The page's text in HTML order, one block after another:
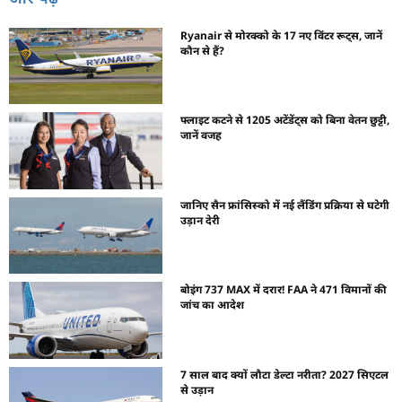
Ryanair से मोरक्को के 17 नए विंटर रूट्स, जानें
कौन से हैं?
फ्लाइट कटने से 1205 अटेंडेंट्स को बिना वेतन छुट्टी,
जानें वजह
जानिए सैन फ्रांसिस्को में नई लैंडिंग प्रक्रिया से घटेगी
उड़ान देरी
बोइंग 737 MAX में दरार! FAA ने 471 विमानों की
जांच का आदेश
7 साल बाद क्यों लौटा डेल्टा नरीता? 2027 सिएटल
से उड़ान